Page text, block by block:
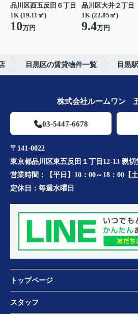
品川区西五反田６丁目
1K (19.11㎡)
10万円
品川区大井２丁目
1K (22.85㎡)
9.4万円
目黒区の賃貸物件一覧 目黒駅
株式会社ルームワン
03-5447-6678
〒141-0022
東京都品川区東五反田１丁目12-13 親切
営業時間：
【平日】10：00～18：00【
定休日： 毎週水曜日
トップページ
スタッフ